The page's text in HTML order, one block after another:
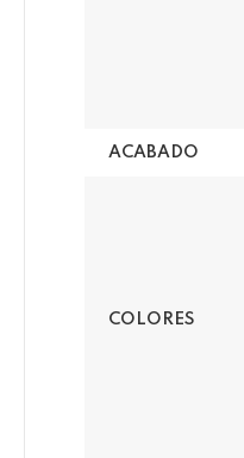
ACABADO
COLORES